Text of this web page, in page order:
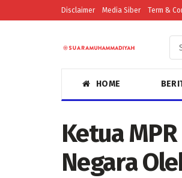
Disclaimer Media Siber Term &
HOME
Ketua
Negara